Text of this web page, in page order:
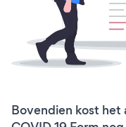
Bovendien kost het